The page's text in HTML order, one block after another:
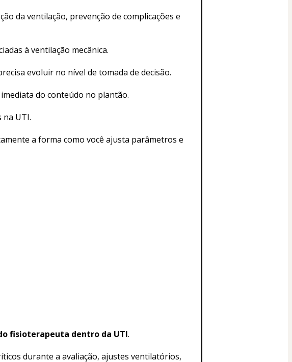
da ventilação, prevenção de complicações e
à ventilação mecânica.
evoluir no nível de tomada de decisão.
do conteúdo no plantão.
na UTI.
a forma como você ajusta parâmetros e
fisioterapeuta dentro da UTI.
durante a avaliação, ajustes ventilatórios,